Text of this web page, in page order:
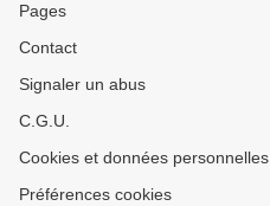
Pages
Contact
Signaler un abus
C.G.U.
Cookies et données personnelles
Préférences cookies